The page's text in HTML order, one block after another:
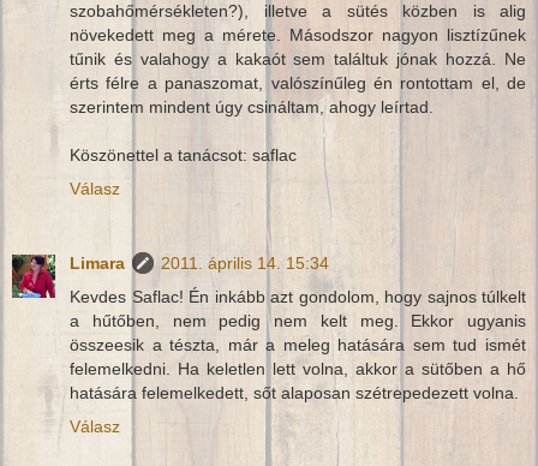
szobahőmérsékleten?), illetve a sütés közben is alig
növekedett meg a mérete. Másodszor nagyon lisztízűnek
tűnik és valahogy a kakaót sem találtuk jónak hozzá. Ne
érts félre a panaszomat, valószínűleg én rontottam el, de
szerintem mindent úgy csináltam, ahogy leírtad.
Köszönettel a tanácsot: saflac
Válasz
Limara
2011. április 14. 15:34
Kevdes Saflac! Én inkább azt gondolom, hogy sajnos túlkelt
a hűtőben, nem pedig nem kelt meg. Ekkor ugyanis
összeesik a tészta, már a meleg hatására sem tud ismét
felemelkedni. Ha keletlen lett volna, akkor a sütőben a hő
hatására felemelkedett, sőt alaposan szétrepedezett volna.
Válasz